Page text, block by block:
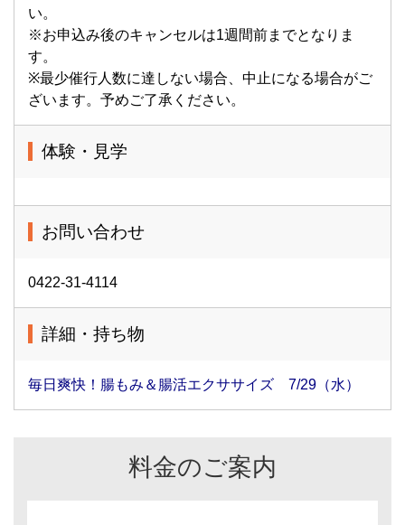
い。
※お申込み後のキャンセルは1週間前までとなりま
す。
※最少催行人数に達しない場合、中止になる場合がご
ざいます。予めご了承ください。
体験・見学
お問い合わせ
0422-31-4114
詳細・持ち物
毎日爽快！腸もみ＆腸活エクササイズ 7/29（水）
料金のご案内